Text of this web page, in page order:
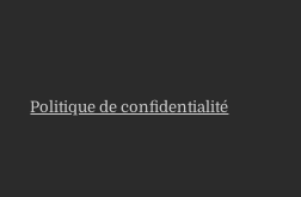
Politique de confidentialité